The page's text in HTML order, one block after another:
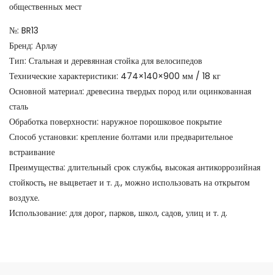
общественных мест
№: BR13
Бренд: Арлау
Тип: Стальная и деревянная стойка для велосипедов
Технические характеристики: 474×140×900 мм / 18 кг
Основной материал: древесина твердых пород или оцинкованная
сталь
Обработка поверхности: наружное порошковое покрытие
Способ установки: крепление болтами или предварительное
встраивание
Преимущества: длительный срок службы, высокая антикоррозийная
стойкость, не выцветает и т. д., можно использовать на открытом
воздухе.
Использование: для дорог, парков, школ, садов, улиц и т. д.